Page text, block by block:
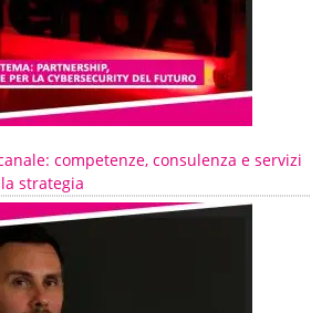
competenze, consulenza e servizi
strategia